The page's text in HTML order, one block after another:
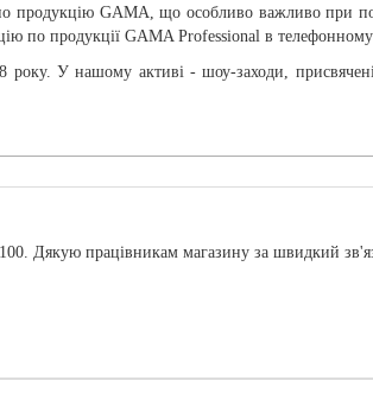
продукцію GAMA, що особливо важливо при
по продукції GAMA Professional в
У нашому активі - шоу-заходи,
Дякую працівникам магазину за швидкий